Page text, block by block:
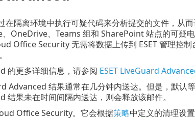
在隔离环境中执行可疑代码来分析提交的文件，从
OneDrive、Teams 组和 SharePoint 站点的可疑
Office Security 无需将数据上传到 ESET 管理控
的更多详细信息，请参阅 ESET LiveGuard
Advanced 结果通常在几分钟内送达。但是，默认
结果未在时间间隔内送达，则会释放该邮件。
Office Security。它会根据策略中定义的清理设